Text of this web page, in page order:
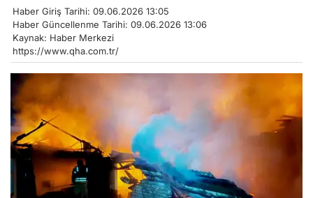
Haber Giriş Tarihi: 09.06.2026 13:05
Haber Güncellenme Tarihi: 09.06.2026 13:06
Kaynak: Haber Merkezi
https://www.qha.com.tr/